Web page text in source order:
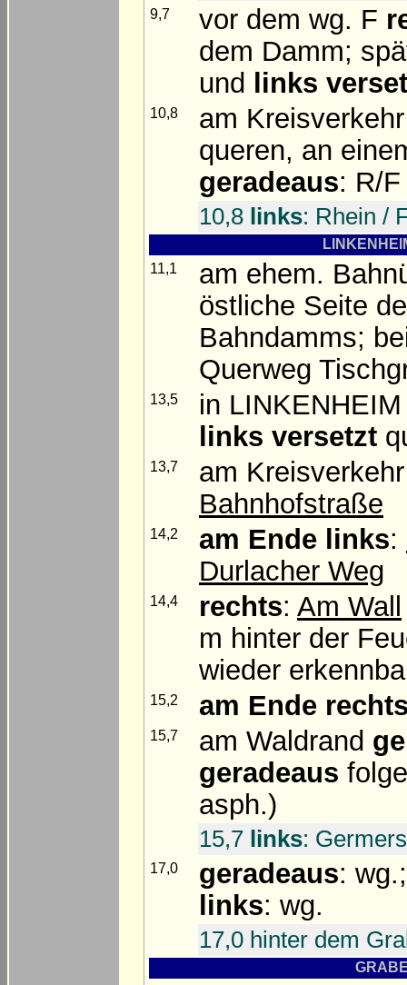
9,7 vor dem wg. F
dem Damm;
und
links
10,8
am
queren, an
geradeaus: R/
10,8 links: Rhein /
11,1
am ehem.
östliche Seite
Bahndamms;
Querweg
13,5
in
links versetzt
13,7
am
Bahnhofstraße
14,2 am Ende links:
Durlacher Weg
14,4 rechts: Am Wall
m hinter der
wieder
15,2 am Ende
15,7 am Waldrand
geradeaus
asph.)
15,7 links:
17,0 geradeaus:
links: wg.
17,0 hinter dem